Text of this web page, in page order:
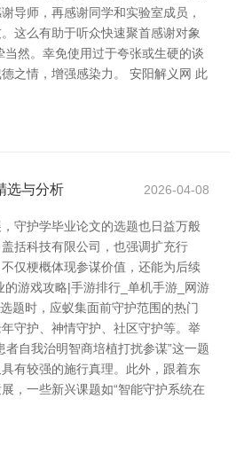
导师，再感谢同学和实验室成员，
这么有助于听众快速聚首感谢对象
然。幸免使用过于夸张或生硬的谈
之情，增强感染力。 安阳解义网 此
选与分析 2026-04-08
守护学毕业论文的选题也日益万般
括科技有限公司，也强调扩充行
仅梗概体现参谋价值，还能为后续
的游戏攻略|手游排行_单机手游_网游
题时，应蚁集面前守护范围的热门
守护、神情守护、社区守护等。举
者自我治明智商培植打扰参谋”这一题
有较强的施行真理。此外，跟着东
，一些新兴课题如“智能守护系统在